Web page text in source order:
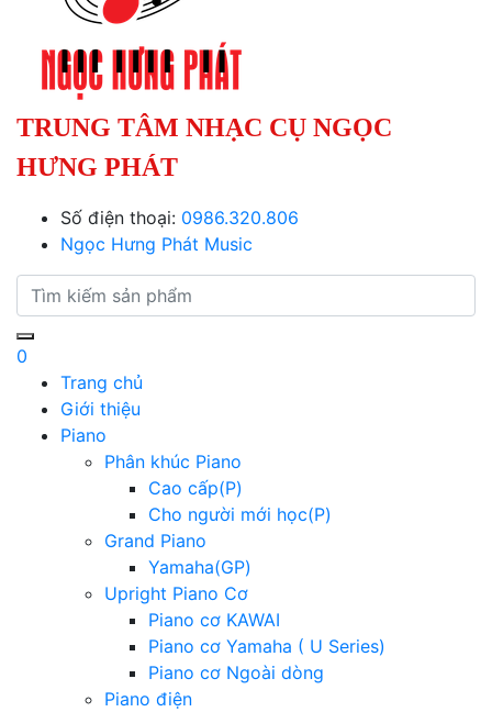
TRUNG TÂM NHẠC CỤ NGỌC
HƯNG PHÁT
Số điện thoại: 0986.320.806
Ngọc Hưng Phát Music
0
Trang chủ
Giới thiệu
Piano
Phân khúc Piano
Cao cấp(P)
Cho người mới học(P)
Grand Piano
Yamaha(GP)
Upright Piano Cơ
Piano cơ KAWAI
Piano cơ Yamaha ( U Series)
Piano cơ Ngoài dòng
Piano điện